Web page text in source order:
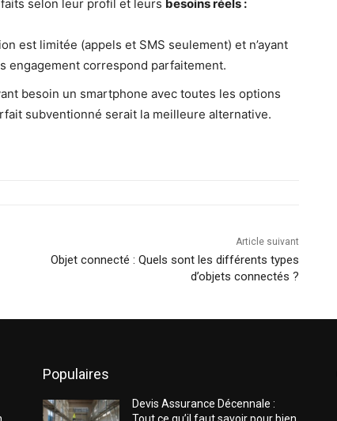
selon leur profil et leurs besoins réels :
est limitée (appels et SMS seulement) et n’ayant
engagement correspond parfaitement.
besoin un smartphone avec toutes les options
subventionné serait la meilleure alternative.
Article suivant
Objet connecté : Quels sont les différents types
d’objets connectés ?
Populaires
Devis Assurance Décennale :